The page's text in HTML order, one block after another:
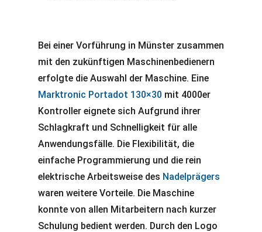
Bei einer Vorführung in Münster zusammen
mit den zukünftigen Maschinenbedienern
erfolgte die Auswahl der Maschine. Eine
Marktronic Portadot 130×30 mit 4000er
Kontroller eignete sich Aufgrund ihrer
Schlagkraft und Schnelligkeit für alle
Anwendungsfälle. Die Flexibilität, die
einfache Programmierung und die rein
elektrische Arbeitsweise des Nadelprägers
waren weitere Vorteile. Die Maschine
konnte von allen Mitarbeitern nach kurzer
Schulung bedient werden. Durch den Logo